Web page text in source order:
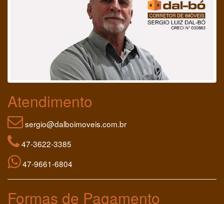
Atendimento
sergio@dalboimoveis.com.br
47-3622-3385
47-9661-6804
Formas de Pagamento